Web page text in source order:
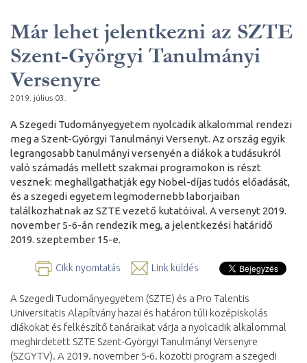
Már lehet jelentkezni az SZTE
Szent-Györgyi Tanulmányi
Versenyre
2019. július 03.
A Szegedi Tudományegyetem nyolcadik alkalommal rendezi
meg a Szent-Györgyi Tanulmányi Versenyt. Az ország egyik
legrangosabb tanulmányi versenyén a diákok a tudásukról
való számadás mellett szakmai programokon is részt
vesznek: meghallgathatják egy Nobel-díjas tudós előadását,
és a szegedi egyetem legmodernebb laborjaiban
találkozhatnak az SZTE vezető kutatóival. A versenyt 2019.
november 5-6-án rendezik meg, a jelentkezési határidő
2019. szeptember 15-e.
Cikk nyomtatás Link küldés
A Szegedi Tudományegyetem (SZTE) és a Pro Talentis
Universitatis Alapítvány hazai és határon túli középiskolás
diákokat és felkészítő tanáraikat várja a nyolcadik alkalommal
meghirdetett SZTE Szent-Györgyi Tanulmányi Versenyre
(SZGYTV). A 2019. november 5-6. közötti program a szegedi